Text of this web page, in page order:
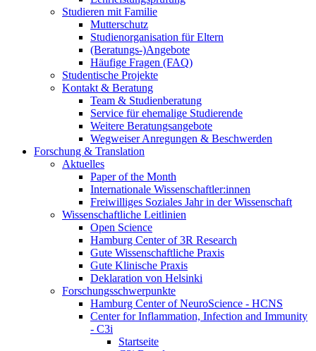
Studieren mit Familie
Mutterschutz
Studienorganisation für Eltern
(Beratungs-)Angebote
Häufige Fragen (FAQ)
Studentische Projekte
Kontakt & Beratung
Team & Studienberatung
Service für ehemalige Studierende
Weitere Beratungsangebote
Wegweiser Anregungen & Beschwerden
Forschung & Translation
Aktuelles
Paper of the Month
Internationale Wissenschaftler:innen
Freiwilliges Soziales Jahr in der Wissenschaft
Wissenschaftliche Leitlinien
Open Science
Hamburg Center of 3R Research
Gute Wissenschaftliche Praxis
Gute Klinische Praxis
Deklaration von Helsinki
Forschungsschwerpunkte
Hamburg Center of NeuroScience - HCNS
Center for Inflammation, Infection and Immunity
- C3i
Startseite